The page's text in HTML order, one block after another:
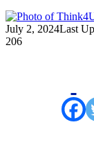
July 2, 2024Last
206